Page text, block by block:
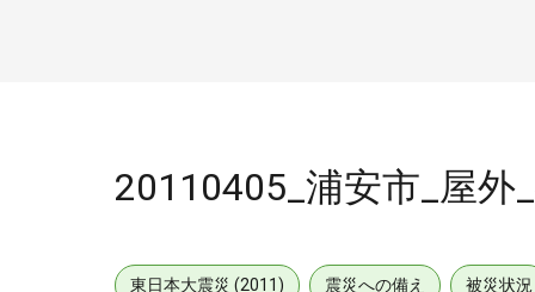
20110405_浦安市_屋外
東日本大震災 (2011) 震災への備え 被災状況